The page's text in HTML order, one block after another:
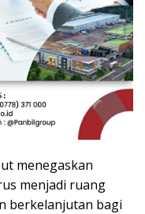
menegaskan
menjadi ruang
berkelanjutan bagi